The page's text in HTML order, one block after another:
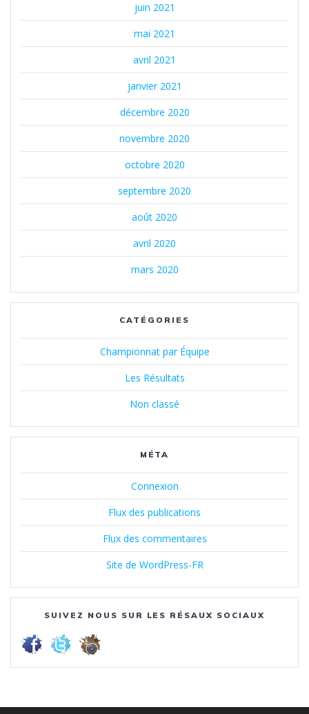
juin 2021
mai 2021
avril 2021
janvier 2021
décembre 2020
novembre 2020
octobre 2020
septembre 2020
août 2020
avril 2020
mars 2020
CATÉGORIES
Championnat par Équipe
Les Résultats
Non classé
MÉTA
Connexion
Flux des publications
Flux des commentaires
Site de WordPress-FR
SUIVEZ NOUS SUR LES RÉSAUX SOCIAUX